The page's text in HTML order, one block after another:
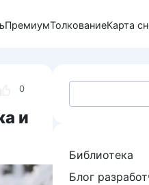
ПремиумТолкованиеКарта
0
и
Библиотека
Блог